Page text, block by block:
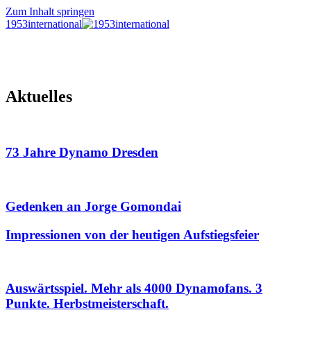
Zum Inhalt springen
1953international
Aktuelles
73 Jahre Dynamo Dresden
Gedenken an Jorge Gomondai
Impressionen von der heutigen Aufstiegsfeier
Auswärtsspiel. Mehr als 4000 Dynamofans. 3
Punkte. Herbstmeisterschaft.